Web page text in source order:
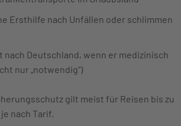
Ersthilfe nach Unfällen oder schlimmen
nach Deutschland, wenn er medizinisch
nur „notwendig“)
gilt meist für Reisen bis zu
nach Tarif.